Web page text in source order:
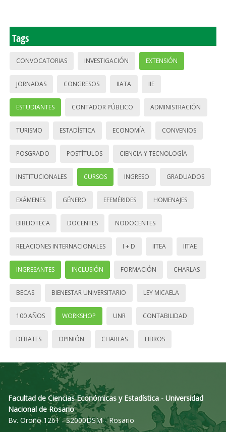
Tags
CONVOCATORIAS INVESTIGACIÓN EXTENSIÓN
JORNADAS CONGRESOS IIATA IIE
ESTUDIANTES CONTADOR PÚBLICO ADMINISTRACIÓN
TURISMO ESTADÍSTICA ECONOMÍA CONVENIOS
POSGRADO POSTÍTULOS CIENCIA Y TECNOLOGÍA
INSTITUCIONALES CURSOS INGRESO GRADUADOS
EXÁMENES GÉNERO EFEMÉRIDES HOMENAJES
BIBLIOTECA DOCENTES NODOCENTES
RELACIONES INTERNACIONALES I + D IITEA IITAE
INGRESANTES INCLUSIÓN FORMACIÓN CHARLAS
BECAS BIENESTAR UNIVERSITARIO LEY MICAELA
100 AÑOS WORKSHOP UNR CONTABILIDAD
DEBATES OPINIÓN CHARLAS LIBROS
Facultad de Ciencias Económicas y Estadística - Universidad
Nacional de Rosario
Bv. Oroño 1261 - S2000DSM - Rosario